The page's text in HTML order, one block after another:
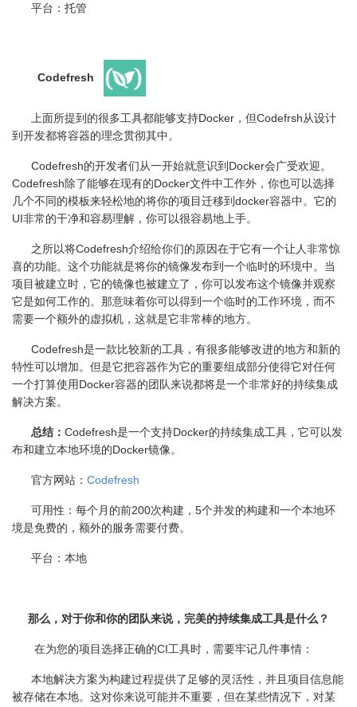
平台：托管
Codefresh
上面所提到的很多工具都能够支持Docker ，但Codefrsh从设计
到开发都将容器的理念贯彻其中。
Codefresh的开发者们从一开始就意识到 Docker会广受欢迎。
Codefresh除了能够在现有的Docker文件中工作外，你也可以选择
几个不同的模板来轻松地的将你的项目迁移到docker容器中。它的
UI非常的干净和容易理解，你可以很容易地上手。
之所以将Codefresh介绍给你们的原因在于它有一个让人非常惊
喜的功能。这个功能就是将你的镜像发布到一个临时的环境中。当
项目被建立时，它的镜像也被建立了，你可以发布这个镜像并观察
它是如何工作的。那意味着你可以得到一个临时的工作环境，而不
需要一个额外的虚拟机，这就是它非常棒的地方。
Codefresh是一款比较新的工具，有很多能够改进的地方和新的
特性可以增加。但是它把容器作为它的重要组成部分使得它对任何
一个打算使用Docker容器的团队来说都将是一个非常好的持续集成
解决方案。
总结： Codefresh是一个支持Docker的持续集成工具，它可以发
布和建立本地环境的Docker镜像。
官方网站： Codefresh
可用性：每个月的前200次构建， 5个并发的构建和一个本地环
境是免费的，额外的服务需要付费。
平台：本地
那么，对于你和你的团队来说，完美的持续集成工具是什么？
在为您的项目选择正确的CI工具时，需要牢记几件事情：
本地解决方案为构建过程提供了足够的灵活性，并且项目信息能
被存储在本地。这对你来说可能并不重要，但在某些情况下，对某